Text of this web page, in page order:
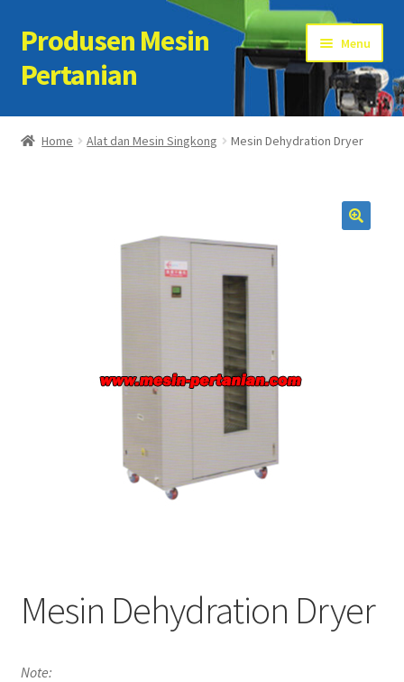
Skip
to
navigation
Skip
to
content
Produsen Mesin
Pertanian
Menu
Home
Home Alat dan Mesin Singkong Mesin Dehydration Dryer
Mesin Dehydration Dryer
Note: